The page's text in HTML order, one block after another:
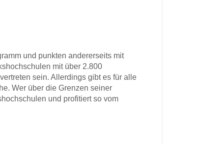
und punkten andererseits mit
mit über 2.800
sein. Allerdings gibt es für alle
Wer über die Grenzen seiner
und profitiert so vom